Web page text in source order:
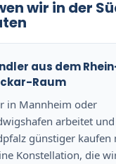
wir in der
aus dem
Raum
in Mannheim oder
arbeitet
günstiger kaufen
Konstellation, die